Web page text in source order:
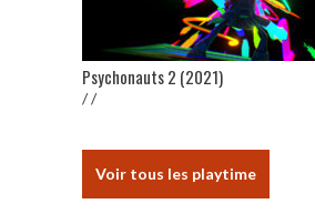
Psychonauts 2 (2021)
/ /
Voir tous les playtime